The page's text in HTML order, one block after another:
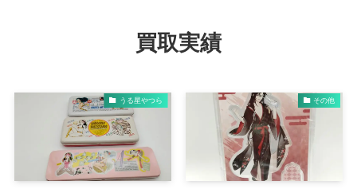
買取実績
うる星やつら その他